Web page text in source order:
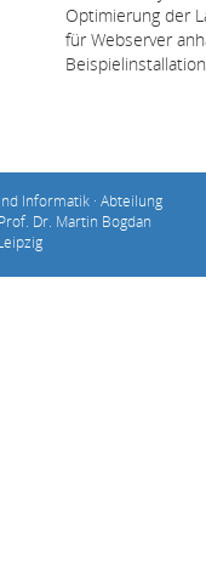
Optimierung der
für Webserver
Beispielinstallation
Informatik · Abteilung
Dr. Martin Bogdan